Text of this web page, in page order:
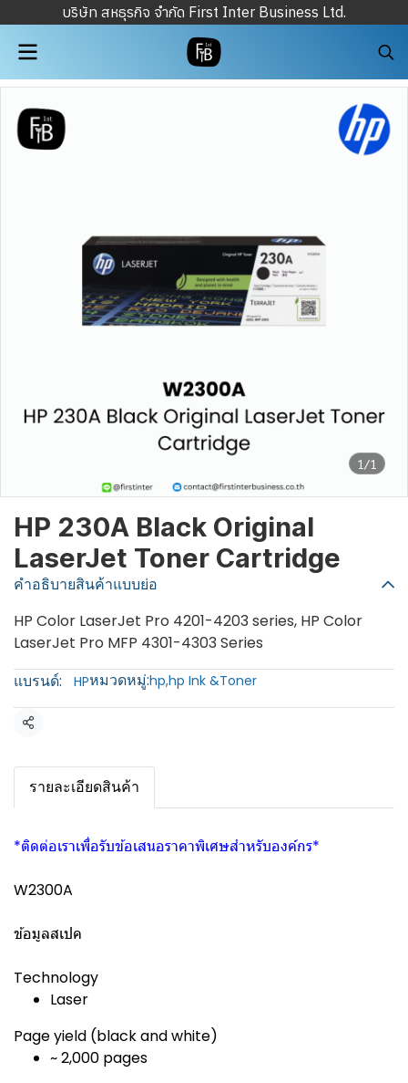
บริษัท สหธุรกิจ จำกัด First Inter Business Ltd.
1/1
HP 230A Black Original
LaserJet Toner Cartridge
คำอธิบายสินค้าแบบย่อ
HP Color LaserJet Pro 4201-4203 series, HP Color
LaserJet Pro MFP 4301-4303 Series
แบรนด์:
HPหมวดหมู่:hp,hp Ink &Toner
แชร์
รายละเอียดสินค้า
*ติดต่อเราเพื่อรับข้อเสนอราคาพิเศษสำหรับองค์กร*
W2300A
ข้อมูลสเปค
Technology
Laser
Page yield (black and white)
~ 2,000 pages